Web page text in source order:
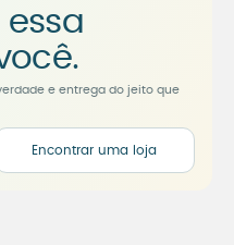
essa
e entrega do jeito que
Encontrar uma loja